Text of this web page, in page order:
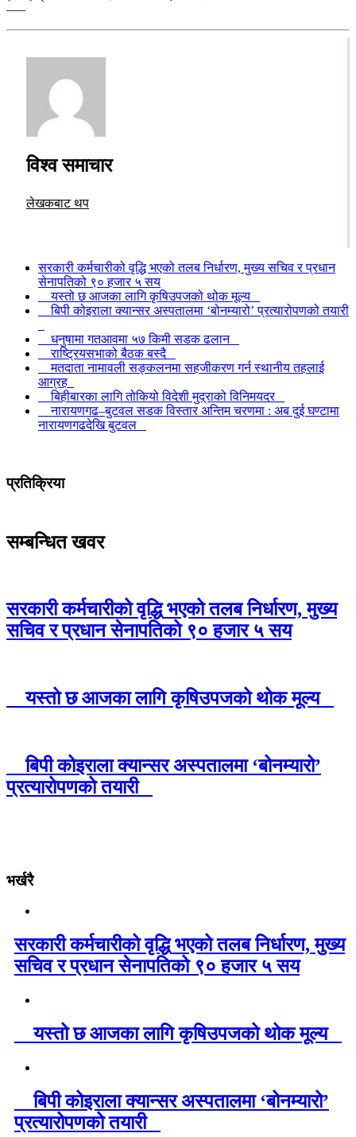
–––
विश्व समाचार
लेखकबाट थप
सरकारी कर्मचारीको वृद्धि भएको तलब निर्धारण, मुख्य सचिव र प्रधान
सेनापतिको ९० हजार ५ सय
यस्तो छ आजका लागि कृषिउपजको थोक मूल्य
बिपी कोइराला क्यान्सर अस्पतालमा ‘बोनम्यारो’ प्रत्यारोपणको तयारी
धनुषामा गतआवमा ५७ किमी सडक ढलान
राष्ट्रियसभाको बैठक बस्दै
मतदाता नामावली सङ्कलनमा सहजीकरण गर्न स्थानीय तहलाई
आग्रह
बिहीबारका लागि तोकियो विदेशी मुद्राको विनिमयदर
नारायणगढ–बुटवल सडक विस्तार अन्तिम चरणमा : अब दुई घण्टामा
नारायणगढदेखि बुटवल
प्रतिक्रिया
सम्बन्धित खवर
सरकारी कर्मचारीको वृद्धि भएको तलब निर्धारण, मुख्य
सचिव र प्रधान सेनापतिको ९० हजार ५ सय
यस्तो छ आजका लागि कृषिउपजको थोक मूल्य
बिपी कोइराला क्यान्सर अस्पतालमा ‘बोनम्यारो’
प्रत्यारोपणको तयारी
भर्खरै
सरकारी कर्मचारीको वृद्धि भएको तलब निर्धारण, मुख्य
सचिव र प्रधान सेनापतिको ९० हजार ५ सय
यस्तो छ आजका लागि कृषिउपजको थोक मूल्य
बिपी कोइराला क्यान्सर अस्पतालमा ‘बोनम्यारो’
प्रत्यारोपणको तयारी